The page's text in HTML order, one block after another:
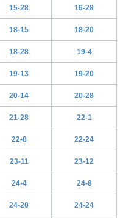
15-28 16-28
18-15 18-20
18-28 19-4
19-13 19-20
20-14 20-28
21-28 22-1
22-8 22-24
23-11 23-12
24-4 24-8
24-20 24-24